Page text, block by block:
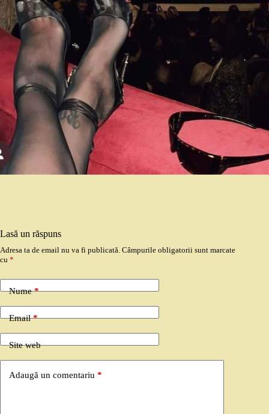
Lasă un răspuns
Adresa ta de email nu va fi publicată. Câmpurile obligatorii sunt marcate
cu *
Nume*
Email*
Site web
Adaugă un comentariu *